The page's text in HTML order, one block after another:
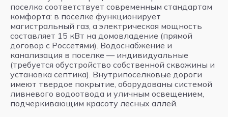
поселка соответствует современным стандартам
комфорта: в поселке функционирует
магистральный газ, а электрическая мощность
составляет 15 кВт на домовладение (прямой
договор с Россетями). Водоснабжение и
канализация в поселке — индивидуальные
(требуется обустройство собственной скважины и
установка септика). Внутрипоселковые дороги
имеют твердое покрытие, оборудованы системой
ливневого водоотвода и уличным освещением,
подчеркивающим красоту лесных аллей.